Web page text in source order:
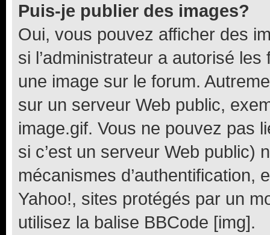
Puis-je publier des images?
Oui, vous pouvez afficher des
si l’administrateur a autorisé
une image sur le forum.
sur un serveur Web public,
image.gif. Vous ne pouvez pas
si c’est un serveur Web public)
mécanismes d’authentification,
Yahoo!, sites protégés par un
utilisez la balise BBCode [img].